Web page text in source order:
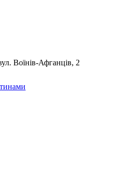
Воїнів-Афганців, 2